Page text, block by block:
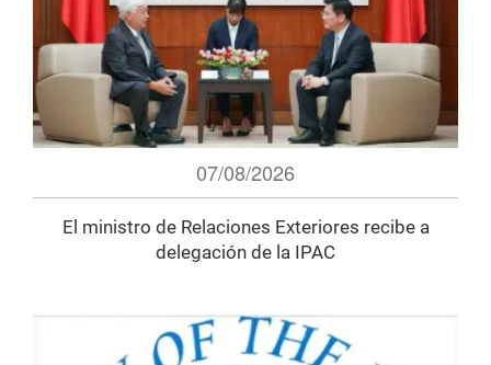
07/08/2026
El ministro de Relaciones Exteriores recibe a
delegación de la IPAC